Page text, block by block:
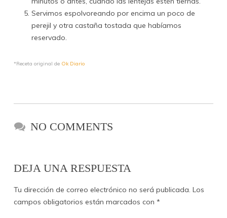
Servimos espolvoreando por encima un poco de
perejil y otra castaña tostada que habíamos
reservado.
*Receta original de Ok Diario
NO COMMENTS
DEJA UNA RESPUESTA
Tu dirección de correo electrónico no será publicada. Los
campos obligatorios están marcados con *